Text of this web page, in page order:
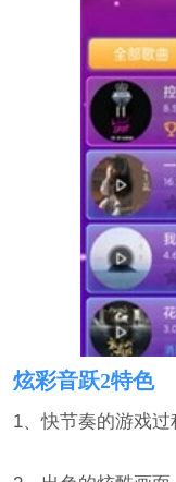
炫彩音跃2特色
1、快节奏的游戏过